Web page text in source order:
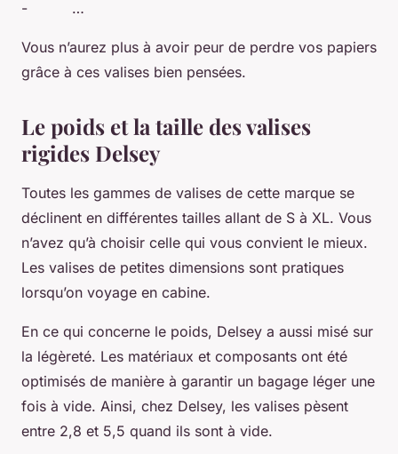
- …
Vous n’aurez plus à avoir peur de perdre vos papiers
grâce à ces valises bien pensées.
Le poids et la taille des valises
rigides Delsey
Toutes les gammes de valises de cette marque se
déclinent en différentes tailles allant de S à XL. Vous
n’avez qu’à choisir celle qui vous convient le mieux.
Les valises de petites dimensions sont pratiques
lorsqu’on voyage en cabine.
En ce qui concerne le poids, Delsey a aussi misé sur
la légèreté. Les matériaux et composants ont été
optimisés de manière à garantir un bagage léger une
fois à vide. Ainsi, chez Delsey, les valises pèsent
entre 2,8 et 5,5 quand ils sont à vide.